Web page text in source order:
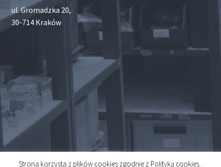
ul. Gromadzka 20,
30-714 Kraków
Strona korzysta z plików cookies zgodnie z Polityką cookies .